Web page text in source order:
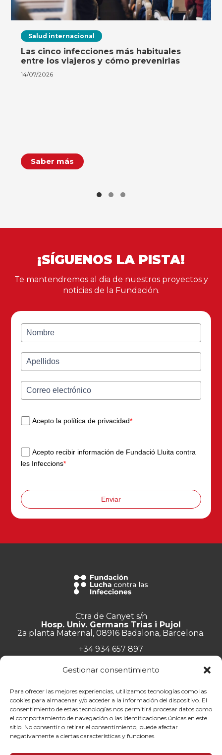
Gestionar consentimiento
Para ofrecer las mejores experiencias, utilizamos tecnologías como las
cookies para almacenar y/o acceder a la información del dispositivo. El
consentimiento de estas tecnologías nos permitirá procesar datos como
el comportamiento de navegación o las identificaciones únicas en este
sitio. No consentir o retirar el consentimiento, puede afectar
negativamente a ciertas características y funciones.
Salud internacional
Las cinco infecciones más habituales
entre los viajeros y cómo prevenirlas
14/07/2026
Saber más
¡SÍGUENOS LA PISTA!
Te mantendremos al dia de nuestros proyectos y
noticias de la Fundación.
Acepto la política de privacidad*
Acepto recibir información de Fundació Lluita contra
les Infeccions*
Enviar
Ctra de Canyet s/n
Hosp. Univ. Germans Trias i Pujol
2a planta Maternal, 08916 Badalona, Barcelona.
+34 934 657 897
info@lluita.org
Trabaja con nosotros
Transparencia
Canal de denuncias